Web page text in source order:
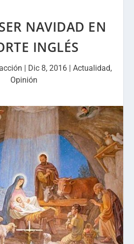
NAVIDAD EN
INGLÉS
| Dic 8, 2016 | Actualidad,
Opinión